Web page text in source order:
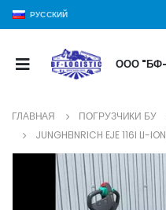
РУССКИЙ
ООО "БФ-
ГЛАВНАЯ ПОГРУЗЧИКИ БУ
JUNGHEINRICH EJE 116I